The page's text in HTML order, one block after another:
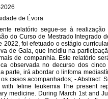
de Évora
relatório segue-se à
do Curso de Mestrado Integrado
2022, foi efetuado o estágio
de Gaia, que incidiu na
de companhia. Este relatório
observada no decurso dos
parte, irá abordar o linfoma
casos acompanhados; - Abstract:
feline leukemia The present
medicine. During March 1st and